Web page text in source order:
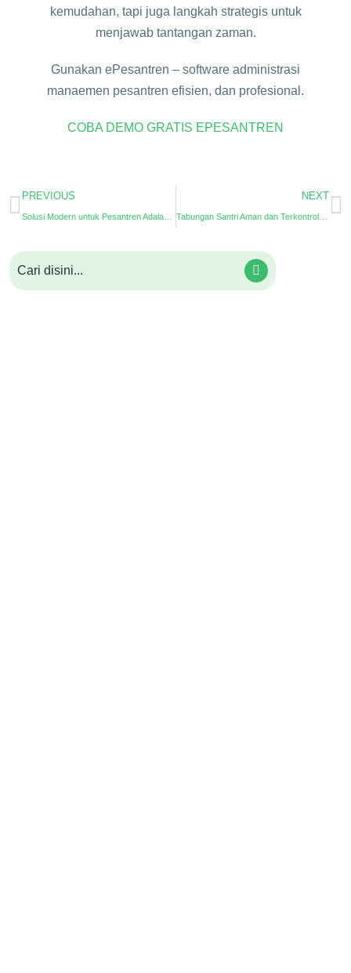
kemudahan, tapi juga langkah strategis untuk
menjawab tantangan zaman.
Gunakan ePesantren – software administrasi
manaemen pesantren efisien, dan profesional.
COBA DEMO GRATIS EPESANTREN
PREVIOUS NEXT
Tabungan Santri Aman dan Terkontrol Lewat Sistem Digital